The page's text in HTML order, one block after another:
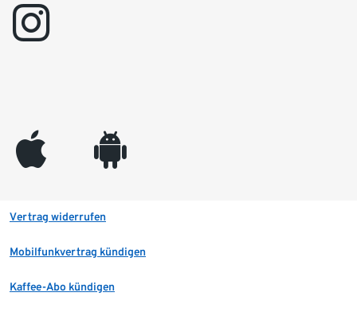
instagram
appleinc android
Vertrag widerrufen
Mobilfunkvertrag kündigen
Kaffee-Abo kündigen